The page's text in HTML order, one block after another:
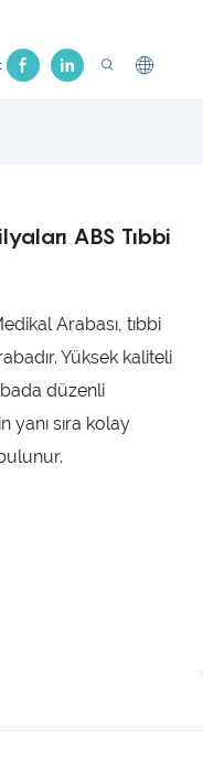
Çekiş Yatağı
ABS Tıbbi
Arabası, tıbbi
Yüksek kaliteli
düzenli
sıra kolay